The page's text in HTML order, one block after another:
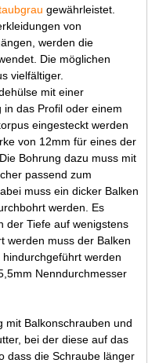
gewährleistet.
von
werden die
Die möglichen
vielfältiger.
mit einer
in das Profil oder einem
eingesteckt werden
von 12mm für eines der
Bohrung dazu muss mit
passend zum
muss ein dicker Balken
werden. Es
der Tiefe auf wenigstens
werden muss der Balken
werden
Nenndurchmesser
mit Balkonschrauben und
bei der diese auf das
dass die Schraube länger